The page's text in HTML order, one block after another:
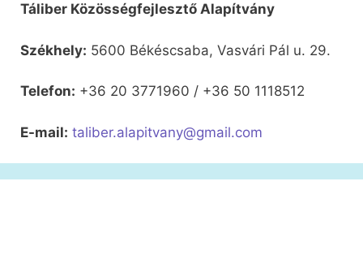
Táliber Közösségfejlesztő Alapítvány
Székhely: 5600 Békéscsaba, Vasvári Pál u. 29.
Telefon: +36 20 3771960 / +36 50 1118512
E-mail: taliber.alapitvany@gmail.com